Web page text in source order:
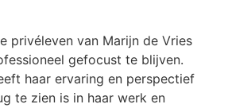
privéleven van Marijn de Vries
gefocust te blijven.
haar ervaring en perspectief
te zien is in haar werk en